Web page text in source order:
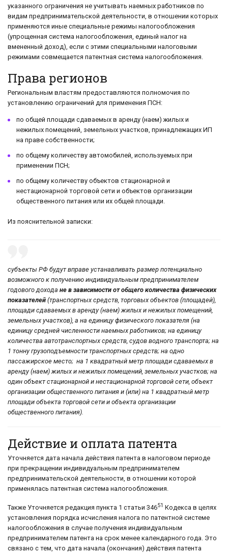
указанного ограничения не учитывать наемных работников по
видам предпринимательской деятельности, в отношении которых
применяются иные специальные режимы налогообложения
(упрощенная система налогообложения, единый налог на
вмененный доход), если с этими специальными налоговыми
режимами совмещается патентная система налогообложения.
Права регионов
Региональным властям предоставляются полномочия по
установлению ограничений для применения ПСН:
по общей площади сдаваемых в аренду (наем) жилых и
нежилых помещений, земельных участков, принадлежащих ИП
на праве собственности;
по общему количеству автомобилей, используемых при
применении ПСН;
по общему количеству объектов стационарной и
нестационарной торговой сети и объектов организации
общественного питания или их общей площади.
Из пояснительной записки:
субъекты РФ будут вправе устанавливать размер потенциально
возможного к получению индивидуальным предпринимателем
годового дохода не в зависимости от общего количества физических
показателей (транспортных средств, торговых объектов (площадей),
площади сдаваемых в аренду (наем) жилых и нежилых помещений,
земельных участков), а на единицу физического показателя (на
единицу средней численности наемных работников; на единицу
количества автотранспортных средств, судов водного транспорта; на
1 тонну грузоподъемности транспортных средств; на одно
пассажирское место; на 1 квадратный метр площади сдаваемых в
аренду (наем) жилых и нежилых помещений, земельных участков; на
один объект стационарной и нестационарной торговой сети, объект
организации общественного питания и (или) на 1 квадратный метр
площади объекта торговой сети и объекта организации
общественного питания).
Действие и оплата патента
Уточняется дата начала действия патента в налоговом периоде
при прекращении индивидуальным предпринимателем
предпринимательской деятельности, в отношении которой
применялась патентная система налогообложения.
Также Уточняется редакция пункта 1 статьи 34651 Кодекса в целях
установления порядка исчисления налога по патентной системе
налогообложения в случае получения индивидуальным
предпринимателем патента на срок менее календарного года. Это
связано с тем, что дата начала (окончания) действия патента